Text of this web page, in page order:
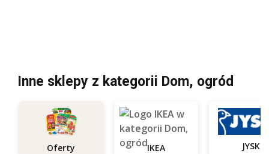
Inne sklepy z kategorii Dom, ogród
Oferty IKEA JYSK